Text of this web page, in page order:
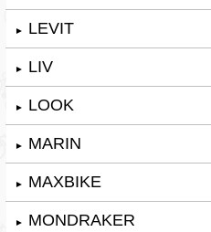
► LEVIT
► LIV
► LOOK
► MARIN
► MAXBIKE
► MONDRAKER